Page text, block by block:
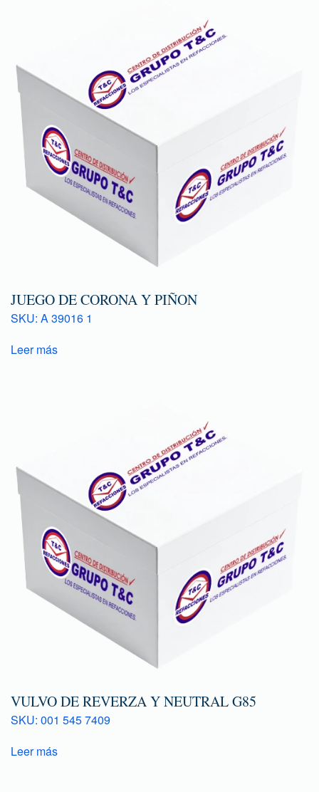
JUEGO DE CORONA Y PIÑON
SKU: A 39016 1
Leer más
VULVO DE REVERZA Y NEUTRAL G85
SKU: 001 545 7409
Leer más